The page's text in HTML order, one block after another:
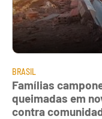
BRASIL
Famílias
queimadas em
contra